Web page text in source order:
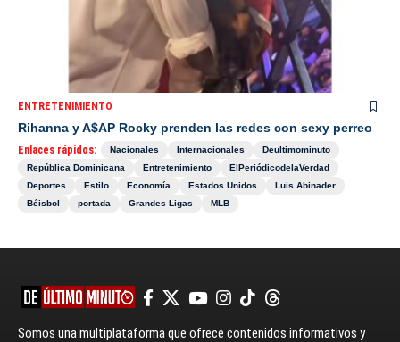
ENTRETENIMIENTO
Rihanna y A$AP Rocky prenden las redes con sexy perreo
Enlaces rápidos: Nacionales Internacionales
Deultimominuto
República Dominicana
Entretenimiento
ElPeriódicodelaVerdad
Deportes
Estilo Economía Estados Unidos
Luis Abinader
Béisbol
portada Grandes Ligas MLB
Somos una multiplataforma que ofrece contenidos informativos y